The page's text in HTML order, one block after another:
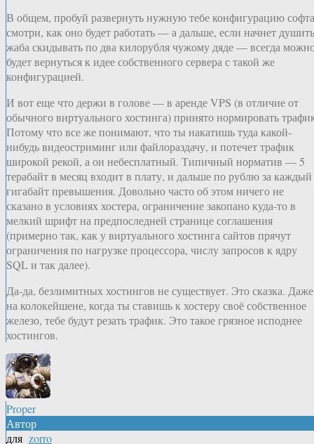
В общем, пробуй развернуть нужную тебе конфигурацию
смотри, как оно будет работать — а дальше, если начнет душить
жаба скидывать по два килорубля чужому дяде — всегда
будет вернуться к идее собственного сервера с такой же
конфигурацией.
И вот еще что держи в голове — в аренде VPS (в отличие от
обычного виртуального хостинга) принято нормировать
Потому что все же понимают, что ты накатишь туда какой-
нибудь видеостриминг или файлораздачу, и потечет трафик
широкой рекой, а он небесплатный. Типичный норматив — 5
терабайт в месяц входит в плату, и дальше по рублю за каждый
гигабайт превышения. Довольно часто об этом ничего не
сказано в условиях хостера, ограничение закопано куда-то в
мелкий шрифт на предпоследней странице соглашения
(примерно так, как у виртуального хостинга сайтов прячут
ограничения по нагрузке процессора, числу запросов к ядру
SQL и так далее).
Да-да, безлимитных хостингов не существует. Это сказка. Даже
на колокейшене, когда ты ставишь к хостеру своё собственное
железо, тебе будут резать трафик. Это такое грязное исподнее
хостингов.
Proper
Автор
для zorro